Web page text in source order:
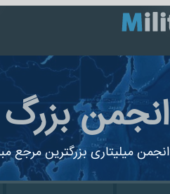
انجمن بزرگ
انجمن میلیتاری بزرگترین مرجع